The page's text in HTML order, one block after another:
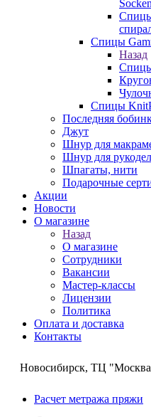
Спицы
Спицы
Назад
Спицы
Последняя
Джут
Шнур для
Шнур для
Шпагаты, нити
Подарочные
Акции
Новости
О магазине
Назад
О магазине
Сотрудники
Вакансии
Мастер-классы
Лицензии
Политика
Оплата и доставка
Контакты
Новосибирск, ТЦ
Расчет метража пряжи